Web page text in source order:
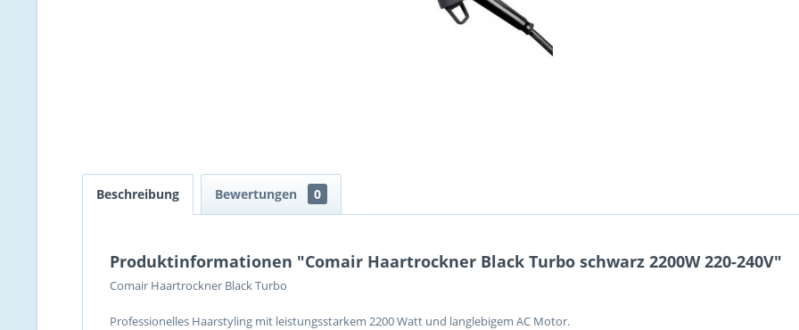
Beschreibung Bewertungen 0
Produktinformationen "Comair Haartrockner Black Turbo schwarz 2200W 220-240V"
Comair Haartrockner Black Turbo
Professionelles Haarstyling mit leistungsstarkem 2200 Watt und langlebigem AC Motor.